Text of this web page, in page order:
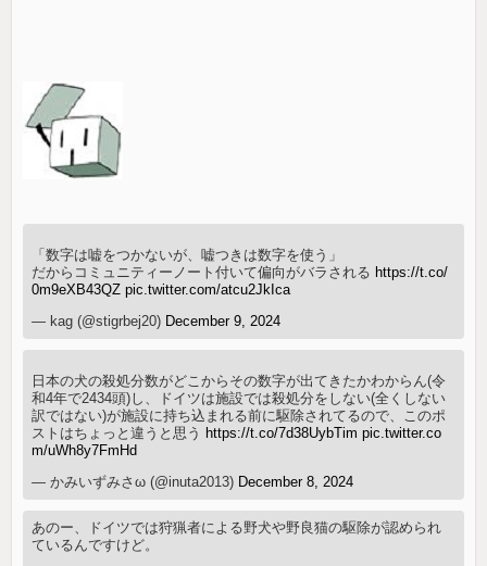
「数字は嘘をつかないが、嘘つきは数字を使う」
だからコミュニティーノート付いて偏向がバラされる https://t.co/
0m9eXB43QZ pic.twitter.com/atcu2JkIca
— kag (@stigrbej20) December 9, 2024
日本の犬の殺処分数がどこからその数字が出てきたかわからん(令
和4年で2434頭)し、ドイツは施設では殺処分をしない(全くしない
訳ではない)が施設に持ち込まれる前に駆除されてるので、このポ
ストはちょっと違うと思う https://t.co/7d38UybTim pic.twitter.co
m/uWh8y7FmHd
— かみいずみさω (@inuta2013) December 8, 2024
あのー、ドイツでは狩猟者による野犬や野良猫の駆除が認められ
ているんですけど。